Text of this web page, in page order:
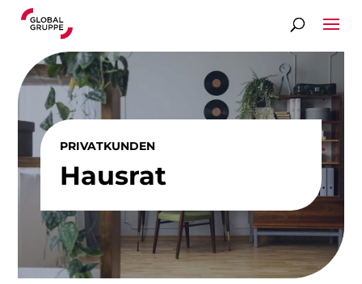
PRIVATKUNDEN
Hausrat